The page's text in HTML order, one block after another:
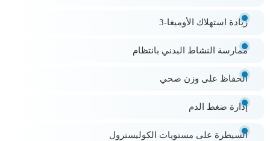
زيادة استهلاك الأوميغا-3
ممارسة النشاط البدني بانتظام
الحفاظ على وزن صحي
إدارة ضغط الدم
السيطرة على مستويات الكوليسترول